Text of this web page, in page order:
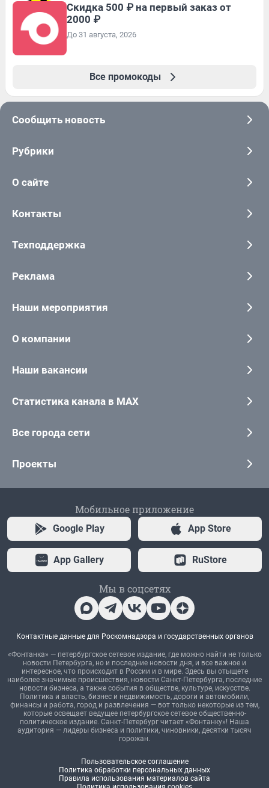
Скидка 500 ₽ на первый заказ от
2000 ₽
До 31 августа, 2026
Все промокоды
Сообщить новость
Рубрики
О сайте
Контакты
Техподдержка
Реклама
Наши мероприятия
О компании
Наши вакансии
Статистика канала в MAX
Все города сети
Проекты
Мобильное приложение
Google Play App Store
App Gallery RuStore
Мы в соцсетях
Контактные данные для Роскомнадзора и государственных органов
«Фонтанка» — петербургское сетевое издание, где можно найти не только
новости Петербурга, но и последние новости дня, и все важное и
интересное, что происходит в России и в мире. Здесь вы отыщете
наиболее значимые происшествия, новости Санкт-Петербурга, последние
новости бизнеса, а также события в обществе, культуре, искусстве.
Политика и власть, бизнес и недвижимость, дороги и автомобили,
финансы и работа, город и развлечения — вот только некоторые из тем,
которые освещает ведущее петербургское сетевое общественно-
политическое издание. Санкт-Петербург читает «Фонтанку»! Наша
аудитория — лидеры бизнеса и политики, чиновники, десятки тысяч
горожан.
Пользовательское соглашение
Политика обработки персональных данных
Правила использования материалов сайта